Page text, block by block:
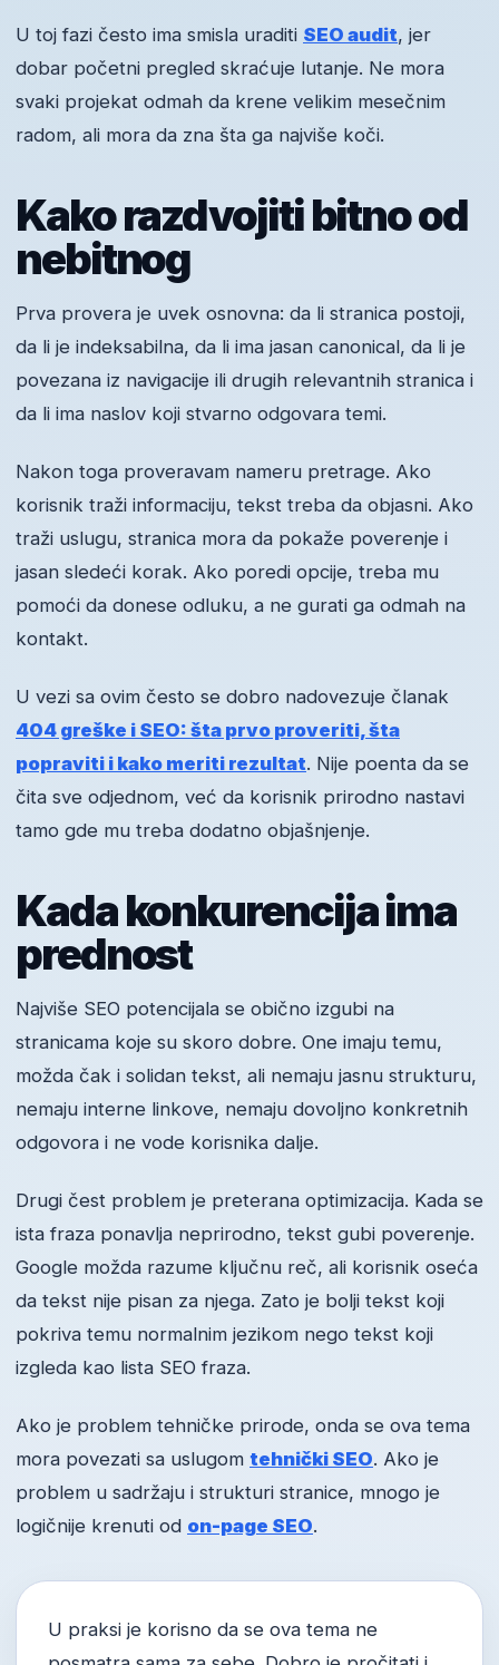
U toj fazi često ima smisla uraditi SEO audit, jer
dobar početni pregled skraćuje lutanje. Ne mora
svaki projekat odmah da krene velikim mesečnim
radom, ali mora da zna šta ga najviše koči.
Kako razdvojiti bitno od
nebitnog
Prva provera je uvek osnovna: da li stranica postoji,
da li je indeksabilna, da li ima jasan canonical, da li je
povezana iz navigacije ili drugih relevantnih stranica i
da li ima naslov koji stvarno odgovara temi.
Nakon toga proveravam nameru pretrage. Ako
korisnik traži informaciju, tekst treba da objasni. Ako
traži uslugu, stranica mora da pokaže poverenje i
jasan sledeći korak. Ako poredi opcije, treba mu
pomoći da donese odluku, a ne gurati ga odmah na
kontakt.
U vezi sa ovim često se dobro nadovezuje članak
404 greške i SEO: šta prvo proveriti, šta
popraviti i kako meriti rezultat. Nije poenta da se
čita sve odjednom, već da korisnik prirodno nastavi
tamo gde mu treba dodatno objašnjenje.
Kada konkurencija ima
prednost
Najviše SEO potencijala se obično izgubi na
stranicama koje su skoro dobre. One imaju temu,
možda čak i solidan tekst, ali nemaju jasnu strukturu,
nemaju interne linkove, nemaju dovoljno konkretnih
odgovora i ne vode korisnika dalje.
Drugi čest problem je preterana optimizacija. Kada se
ista fraza ponavlja neprirodno, tekst gubi poverenje.
Google možda razume ključnu reč, ali korisnik oseća
da tekst nije pisan za njega. Zato je bolji tekst koji
pokriva temu normalnim jezikom nego tekst koji
izgleda kao lista SEO fraza.
Ako je problem tehničke prirode, onda se ova tema
mora povezati sa uslugom tehnički SEO. Ako je
problem u sadržaju i strukturi stranice, mnogo je
logičnije krenuti od on-page SEO.
U praksi je korisno da se ova tema ne